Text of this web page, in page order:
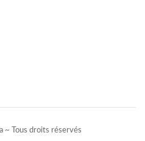
~ Tous droits réservés